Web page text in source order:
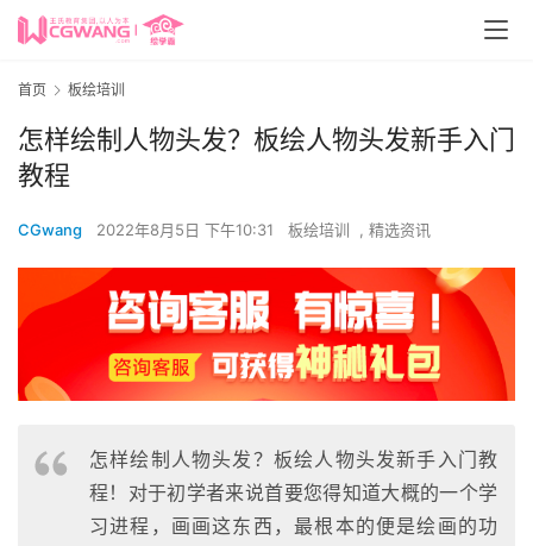
首页 板绘培训
怎样绘制人物头发？板绘人物头发新手入门
教程
CGwang 2022年8月5日 下午10:31 板绘培训 , 精选资讯
怎样绘制人物头发？板绘人物头发新手入门教
程！对于初学者来说首要您得知道大概的一个学
习进程，画画这东西，最根本的便是绘画的功